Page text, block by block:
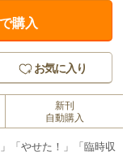
で購入
お気に入り
新刊
自動購入
「やせた！」「臨時収